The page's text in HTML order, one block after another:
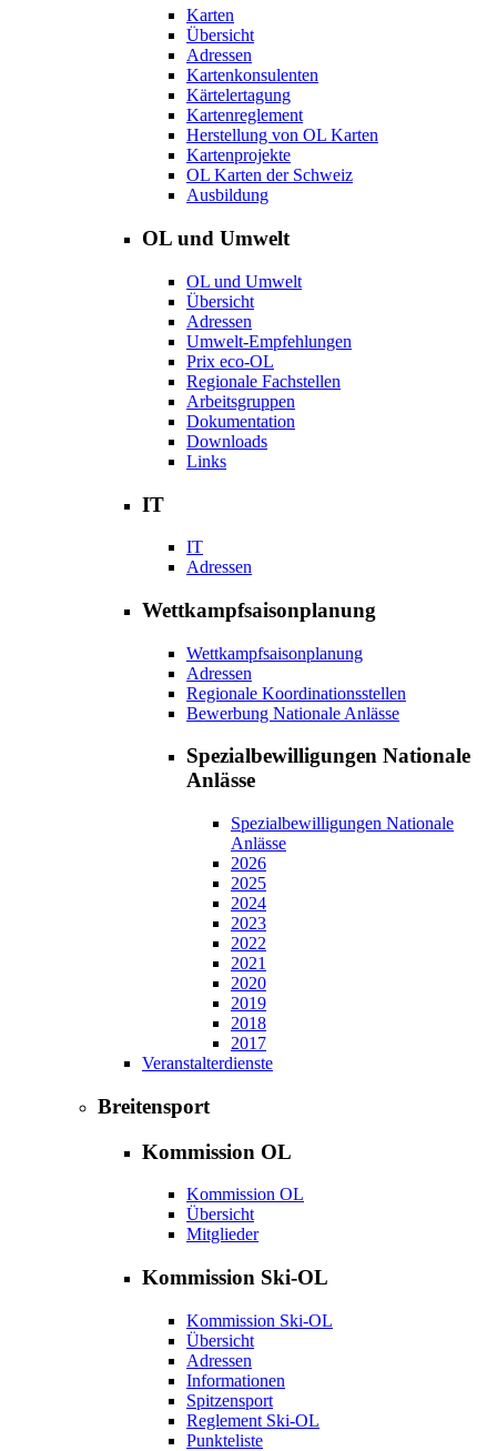
Karten
Übersicht
Adressen
Kartenkonsulenten
Kärtelertagung
Kartenreglement
Herstellung von OL Karten
Kartenprojekte
OL Karten der Schweiz
Ausbildung
OL und Umwelt
OL und Umwelt
Übersicht
Adressen
Umwelt-Empfehlungen
Prix eco-OL
Regionale Fachstellen
Arbeitsgruppen
Dokumentation
Downloads
Links
IT
IT
Adressen
Wettkampfsaisonplanung
Wettkampfsaisonplanung
Adressen
Regionale Koordinationsstellen
Bewerbung Nationale Anlässe
Spezialbewilligungen Nationale
Anlässe
Spezialbewilligungen Nationale
Anlässe
2026
2025
2024
2023
2022
2021
2020
2019
2018
2017
Veranstalterdienste
Breitensport
Kommission OL
Kommission OL
Übersicht
Mitglieder
Kommission Ski-OL
Kommission Ski-OL
Übersicht
Adressen
Informationen
Spitzensport
Reglement Ski-OL
Punkteliste